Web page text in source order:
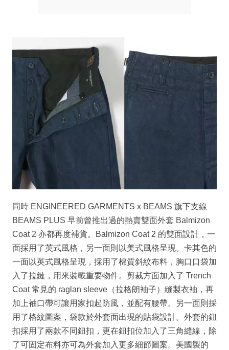
同時 ENGINEERED GARMENTS x BEAMS 旗下支線
BEAMS PLUS 早前曾推出過的熱賣雙面外套 Balmizon
Coat 2 亦都再度補貨。Balmizon Coat 2 的雙面設計，一
面採用了英式風格，另一面則以美式風格呈現。卡其色的
一面以英式風格呈現，採用了棉質斜紋布料，胸口口袋加
入了拉鏈，用來裝載重要物件。剪裁方面加入了 Trench
Coat 常見的 raglan sleeve（拉格朗袖子）縫製衣袖，再
加上袖口帶可讓用家扣起防風，並配有腰帶。另一面則採
用了格紋圖案，袋款於外套面出現的貼袋設計。外套的鈕
扣採用了兩款不同鈕扣，更在鈕扣位加入了三角縫線，除
了可固定布料亦可為外套加入更多細節圖案。美國製的